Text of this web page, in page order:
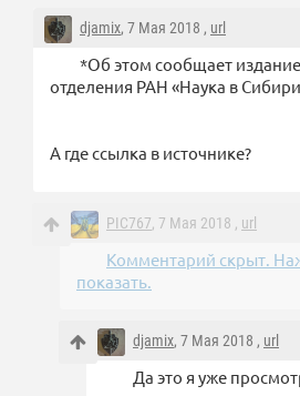
djamix, 7 Мая 2018 , url
*Об этом сообщает
отделения РАН «Наука в
А где ссылка в источнике?
PIC767, 7 Мая 2018 , url
Комментарий скрыт.
показать.
djamix, 7 Мая 2018 , url
Да это я уже